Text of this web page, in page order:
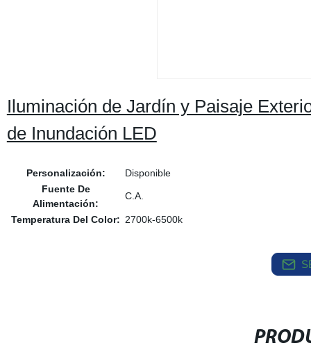
Iluminación de Jardín y Paisaje
de Inundación LED
Personalización:
Disponible
Fuente De
Alimentación:
C.A.
Temperatura Del Color: 2700k-6500k